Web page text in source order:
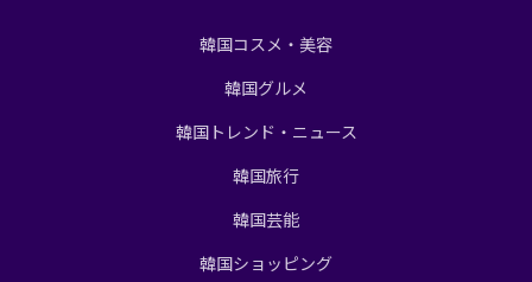
韓国コスメ・美容
韓国グルメ
韓国トレンド・ニュース
韓国旅行
韓国芸能
韓国ショッピング